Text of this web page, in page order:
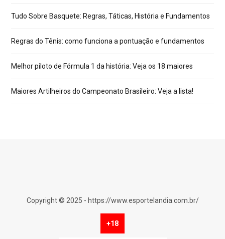
Tudo Sobre Basquete: Regras, Táticas, História e Fundamentos
Regras do Tênis: como funciona a pontuação e fundamentos
Melhor piloto de Fórmula 1 da história: Veja os 18 maiores
Maiores Artilheiros do Campeonato Brasileiro: Veja a lista!
Copyright © 2025 - https://www.esportelandia.com.br/
+18